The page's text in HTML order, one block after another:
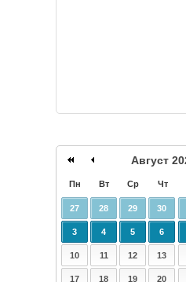
Август
Пн Вт Ср Чт
27 28 29 30
3 4 5 6
10 11 12 13
17 18 19 20